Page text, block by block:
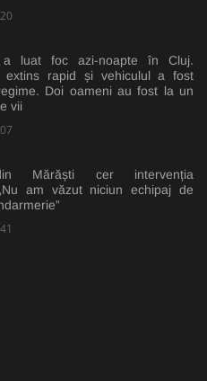
a luat foc azi-noapte în Cluj.
extins rapid și vehiculul a fost
Doi oameni au fost la un
vii
Mărăști cer intervenția
am văzut niciun echipaj de